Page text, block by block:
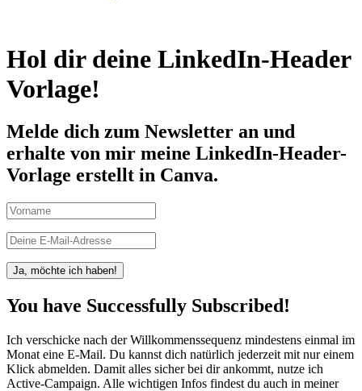
Hol dir deine LinkedIn-Header
Vorlage!
Melde dich zum Newsletter an und
erhalte von mir meine LinkedIn-Header-
Vorlage erstellt in Canva.
Ja, möchte ich haben!
You have Successfully Subscribed!
Ich verschicke nach der Willkommenssequenz mindestens einmal im
Monat eine E-Mail. Du kannst dich natürlich jederzeit mit nur einem
Klick abmelden. Damit alles sicher bei dir ankommt, nutze ich
Active-Campaign. Alle wichtigen Infos findest du auch in meiner